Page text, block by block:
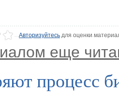
Авторизуйтесьдля оценки
еще
процесс